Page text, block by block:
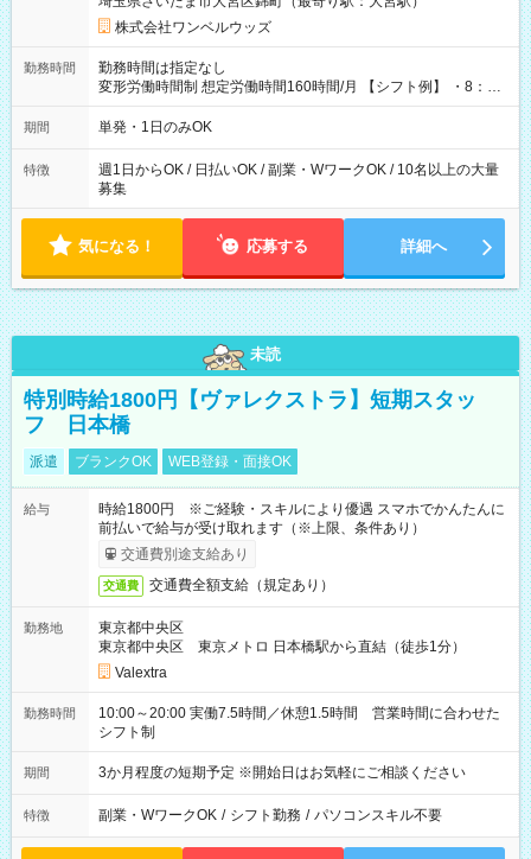
株式会社ワンベルウッズ
勤務時間
勤務時間は指定なし
変形労働時間制 想定労働時間160時間/月 【シフト例】 ・8：00
～21：00
期間 単発・1日のみOK
特徴
週1日からOK / 日払いOK / 副業・WワークOK / 10名以上の大量
募集
気になる！ 応募する 詳細へ
未読
特別時給1800円【ヴァレクストラ】短期スタッ
フ 日本橋
派遣 ブランクOK WEB登録・面接OK
給与
時給1800円 ※ご経験・スキルにより優遇 スマホでかんたんに
前払いで給与が受け取れます（※上限、条件あり）
交通費別途支給あり
交通費 交通費全額支給（規定あり）
勤務地
東京都中央区
東京都中央区 東京メトロ 日本橋駅から直結（徒歩1分）
Valextra
勤務時間
10:00～20:00 実働7.5時間／休憩1.5時間 営業時間に合わせた
シフト制
期間 3か月程度の短期予定 ※開始日はお気軽にご相談ください
特徴 副業・WワークOK / シフト勤務 / パソコンスキル不要